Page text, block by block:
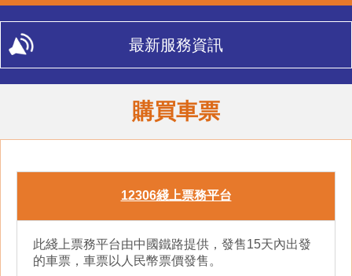
最新服務資訊
購買車票
12306綫上票務平台
此綫上票務平台由中國鐵路提供，發售15天內出發
的車票，車票以人民幣票價發售。